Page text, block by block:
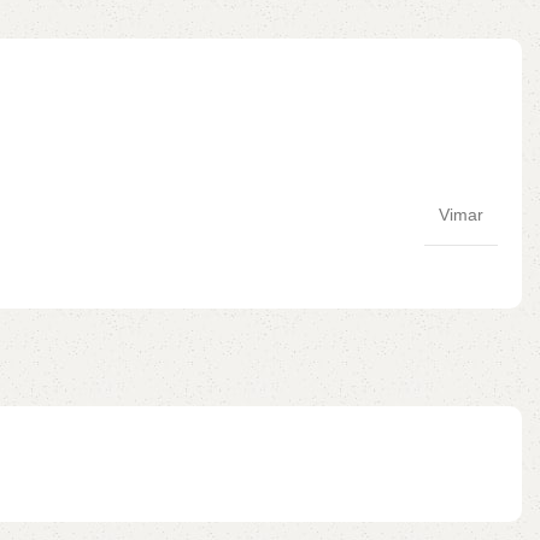
Vimar